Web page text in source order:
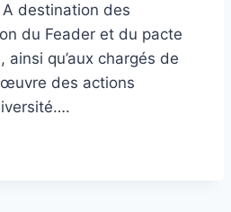
destination des
du Feader et du pacte
qu’aux chargés de
des actions